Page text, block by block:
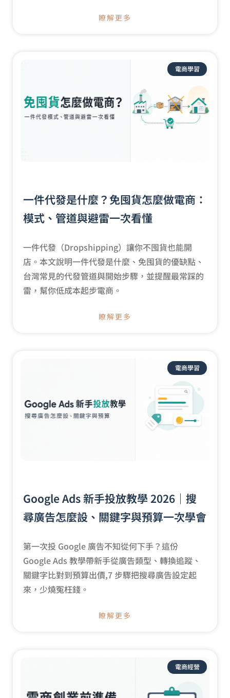
瞭解更多
電商學習
一件代發是什麼？免囤貨怎麼做電商：
模式、管道與避雷一次看懂
一件代發（Dropshipping）讓你不囤貨也能開
店。本文說明一件代發是什麼、免囤貨的優缺點、
台灣常見的代發管道與開始步驟，並提醒最常踩的
雷，幫你低成本起步電商。
瞭解更多
電商學習
Google Ads 新手投放教學 2026｜搜
尋廣告怎麼設、關鍵字與預算一次學會
第一次投 Google 廣告不知從何下手？這份
Google Ads 教學帶新手從廣告類型、轉換追蹤、
關鍵字比對到預算出價,7 步驟把搜尋廣告設定起
來，少燒冤枉錢。
瞭解更多
電商經營